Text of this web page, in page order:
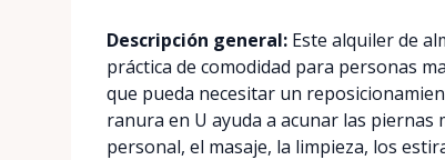
Descripción general: Este alquiler de
práctica de comodidad para personas
que pueda necesitar un
ranura en U ayuda a acunar las
personal, el masaje, la limpieza, los